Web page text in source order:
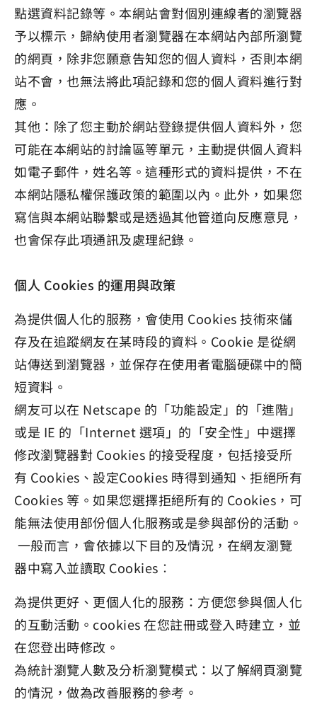
點選資料記錄等。本網站會對個別連線者的瀏覽器
予以標示，歸納使用者瀏覽器在本網站內部所瀏覽
的網頁，除非您願意告知您的個人資料，否則本網
站不會，也無法將此項記錄和您的個人資料進行對
應。
其他：除了您主動於網站登錄提供個人資料外，您
可能在本網站的討論區等單元，主動提供個人資料
如電子郵件，姓名等。這種形式的資料提供，不在
本網站隱私權保護政策的範圍以內。此外，如果您
寫信與本網站聯繫或是透過其他管道向反應意見，
也會保存此項通訊及處理紀錄。
個人 Cookies 的運用與政策
為提供個人化的服務，會使用 Cookies 技術來儲
存及在追蹤網友在某時段的資料。Cookie 是從網
站傳送到瀏覽器，並保存在使用者電腦硬碟中的簡
短資料。
網友可以在 Netscape 的「功能設定」的「進階」
或是 IE 的「Internet 選項」的「安全性」中選擇
修改瀏覽器對 Cookies 的接受程度，包括接受所
有 Cookies、設定Cookies 時得到通知、拒絕所有
Cookies 等。如果您選擇拒絕所有的 Cookies，可
能無法使用部份個人化服務或是參與部份的活動。
一般而言，會依據以下目的及情況，在網友瀏覽
器中寫入並讀取 Cookies︰
為提供更好、更個人化的服務：方便您參與個人化
的互動活動。cookies 在您註冊或登入時建立，並
在您登出時修改。
為統計瀏覽人數及分析瀏覽模式：以了解網頁瀏覽
的情況，做為改善服務的參考。